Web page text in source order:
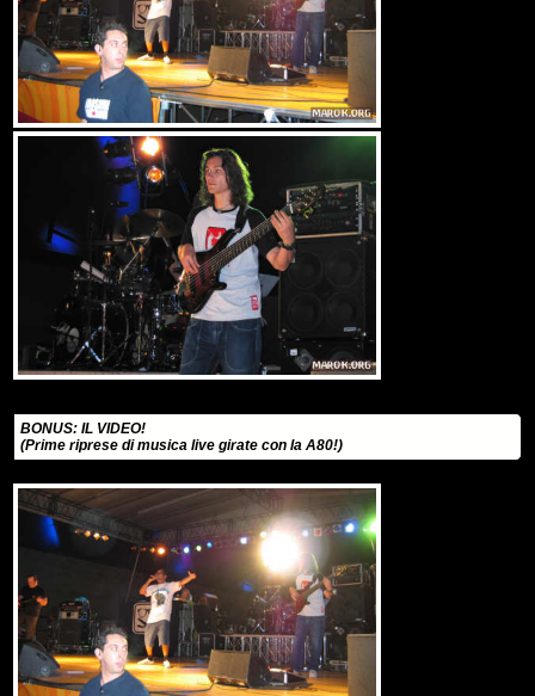
BONUS: IL VIDEO!
(Prime riprese di musica live girate con la A80!)